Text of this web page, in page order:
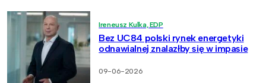
Ireneusz Kulka, EDP
Bez UC84 polski rynek energetyki
odnawialnej znalazłby się w impasie
09-06-2026